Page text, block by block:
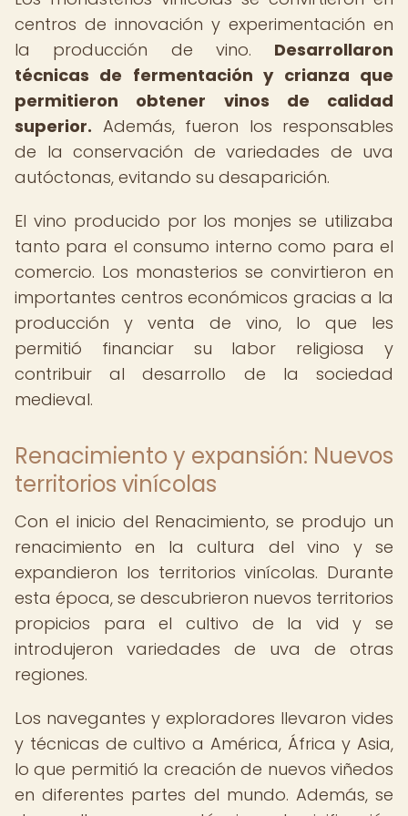
centros de innovación y experimentación en
la producción de vino. Desarrollaron
técnicas de fermentación y crianza que
permitieron obtener vinos de calidad
superior. Además, fueron los responsables
de la conservación de variedades de uva
autóctonas, evitando su desaparición.
El vino producido por los monjes se utilizaba
tanto para el consumo interno como para el
comercio. Los monasterios se convirtieron en
importantes centros económicos gracias a la
producción y venta de vino, lo que les
permitió financiar su labor religiosa y
contribuir al desarrollo de la sociedad
medieval.
Renacimiento y expansión: Nuevos
territorios vinícolas
Con el inicio del Renacimiento, se produjo un
renacimiento en la cultura del vino y se
expandieron los territorios vinícolas. Durante
esta época, se descubrieron nuevos territorios
propicios para el cultivo de la vid y se
introdujeron variedades de uva de otras
regiones.
Los navegantes y exploradores llevaron vides
y técnicas de cultivo a América, África y Asia,
lo que permitió la creación de nuevos viñedos
en diferentes partes del mundo. Además, se